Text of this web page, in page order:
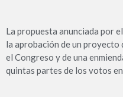
La propuesta anunciada por
la aprobación de un proyecto
el Congreso y de una
quintas partes de los votos